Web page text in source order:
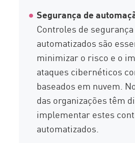
Segurança de
Controles de
automatizados são
minimizar o risco e o
ataques cibernéticos
baseados em nuvem.
das organizações têm
implementar estes
automatizados.